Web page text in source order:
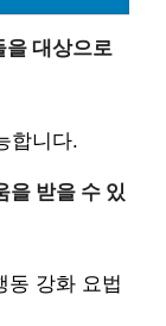
을 대상으로
합니다.
을 받을 수 있
동 강화 요법